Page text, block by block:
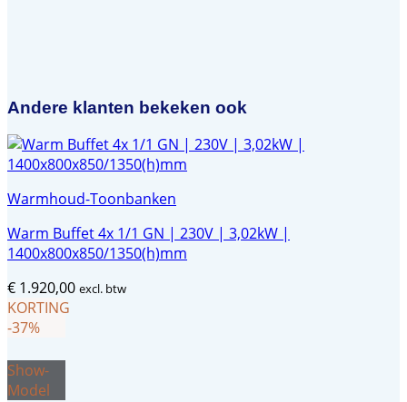
Andere klanten bekeken ook
Warmhoud-Toonbanken
Warm Buffet 4x 1/1 GN | 230V | 3,02kW |
1400x800x850/1350(h)mm
€ 1.920,00 excl. btw
KORTING
-37%
Show-
Model